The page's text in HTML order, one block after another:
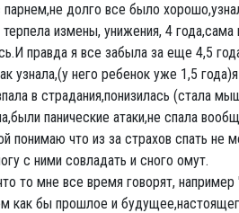
долго все было
измены, унижения, 4
правда я все забыла за еще 4,5
узнала,(у него ребенок уже 1,5
в страдания,понизилась (стала
панические атаки,не спала
понимаю что из за страхов спать не
с ними совладать и сного омут.
то мне все время говорят,
как бы прошлое и